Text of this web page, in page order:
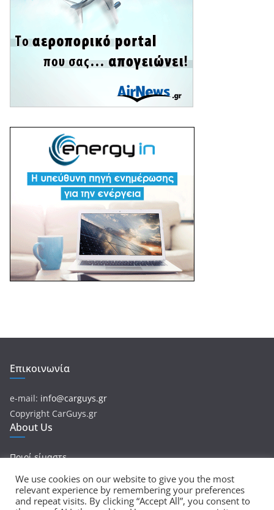
Επικοινωνία
e-mail: info@carguys.gr
Copyright CarGuys.gr
About Us
Ποιοί είμαστε
We use cookies on our website to give you the most
relevant experience by remembering your preferences
and repeat visits. By clicking “Accept All”, you consent to